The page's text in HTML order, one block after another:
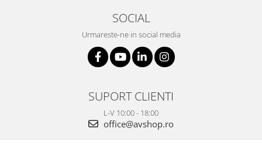
SOCIAL
Urmareste-ne in social media
SUPORT CLIENTI
L-V 10:00 - 18:00
office@avshop.ro